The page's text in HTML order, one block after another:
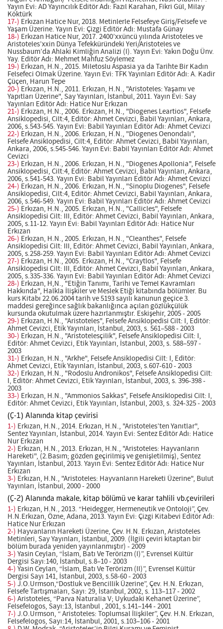
Yayın Evi: AD Yayıncılık Editör Adı: Fazıl Karahan, Fikri Gül, Milay
Köktürk
17-) Erkızan Hatice Nur, 2018. Metinlerle Felsefeye Giriş/Felsefe ve
Yaşam Üzerine. Yayın Evi: Çizgi Editör Adı: Mustafa Günay
18-) Erkızan Hatice Nur, 2017. 2400’xxüncü yılında Aristoteles ve
Aristoteles’xxin Dünya Tefekküründeki Yeri/Aristoteles ve
Nussbaum’da Ahlaki Kimliğin Analizi (I). Yayın Evi: Yakın Doğu Ünv.
Yay. Editör Adı: Mehmet Mahfuz Söylemez
19-) Erkızan, H.N., 2015. Miletoslu Aspasia ya da Tarihte Bir Kadın
Felsefeci Olmak Üzerine. Yayın Evi: TFK Yayınları Editör Adı: A. Kadir
Çüçen, Harun Tepe
20-) Erkızan, H.N., 2011. Erkızan, H.N., "Aristoteles: Yaşamı ve
Yapıtları Üzerine", Say Yayınları, İstanbul, 2011. Yayın Evi: Say
Yayınları Editör Adı: Hatice Nur Erkızan
21-) Erkızan, H.N., 2006. Erkızan, H.N., "Diogenes Leartios", Felsefe
Ansiklopedisi, Cilt:4, Editör: Ahmet Cevizci, Babil Yayınları, Ankara,
2006, s.543-545. Yayın Evi: Babil Yayınları Editör Adı: Ahmet Cevizci
22-) Erkızan, H.N., 2006. Erkızan, H.N., "Diogenes Oenondalı",
Felsefe Ansiklopedisi, Cilt:4, Editör: Ahmet Cevizci, Babil Yayınları,
Ankara, 2006, s.545-546. Yayın Evi: Babil Yayınları Editör Adı: Ahmet
Cevizci
23-) Erkızan, H.N., 2006. Erkızan, H.N., "Diogenes Apollonia", Felsefe
Ansiklopedisi, Cilt:4, Editör: Ahmet Cevizci, Babil Yayınları, Ankara,
2006, s.541-543. Yayın Evi: Babil Yayınları Editör Adı: Ahmet Cevizci
24-) Erkızan, H.N., 2006. Erkızan, H.N., "Sinoplu Diogenes", Felsefe
Ansiklopedisi, Cilt:4, Editör: Ahmet Cevizci, Babil Yayınları, Ankara,
2006, s.546-549. Yayın Evi: Babil Yayınları Editör Adı: Ahmet Cevizci
25-) Erkızan, H.N., 2005. Erkızan, H.N., "Callicles", Felsefe
Ansiklopedisi Cilt: III, Editör: Ahmet Cevizci, Babil Yayınları, Ankara,
2005, s.11-12. Yayın Evi: Babil Yayınları Editör Adı: Hatice Nur
Erkızan
26-) Erkızan, H.N., 2005. Erkızan, H.N., "Cleanthes", Felsefe
Ansiklopedisi Cilt: III, Editör: Ahmet Cevizci, Babil Yayınları, Ankara,
2005, s.258-259. Yayın Evi: Babil Yayınları Editör Adı: Ahmet Cevizci
27-) Erkızan, H.N., 2005. Erkızan, H.N., "Craytlos", Felsefe
Ansiklopedisi Cilt: III, Editör: Ahmet Cevizci, Babil Yayınları, Ankara,
2005, s.335-336. Yayın Evi: Babil Yayınları Editör Adı: Ahmet Cevizci
28-) Erkızan, H,N., "Etiğin Tanımı, Tarihi ve Temel Kavramları
Hakkında", Halkla İlişkiler ve Meslek Etiği kitabında bölümler. Bu
kurs Kitabı 22.06.2004 tarih ve 5193 sayılı kanunun geçice 3.
maddesi gereğince sağlık bakanlığınca açılan gözlükçülük
kursunda okutulmak üzere hazırlanmıştır. Eskişehir, 2005 - 2005
29-) Erkızan, H.N., "Aristoteles", Felsefe Ansiklopedisi Cilt: I, Editör:
Ahmet Cevizci, Etik Yayınları, İstanbul, 2003, s. 561–588 - 2003
30-) Erkızan, H.N., "Aristotelesçilik", Felsefe Ansiklopedisi Cilt: I,
Editör: Ahmet Cevizci, Etik Yayınları, İstanbul, 2003, s. 588–597 -
2003
31-) Erkızan, H.N., "Arkhe", Felsefe Ansiklopedisi Cilt: I, Editör:
Ahmet Cevizci, Etik Yayınları, İstanbul, 2003, s.607-610 - 2003
32-) Erkızan, H.N., "Rodoslu Andronikos", Felsefe Ansiklopedisi Cilt:
I, Editör: Ahmet Cevizci, Etik Yayınları, İstanbul, 2003, s. 396-398 -
2003
33-) Erkızan, H.N., "Ammonios Sakkas", Felsefe Ansiklopedisi Cilt: I,
Editör: Ahmet Cevizci, Etik Yayınları, İstanbul, 2003, s. 324-325 - 2003
(Ç-1) Alanında kitap çevirisi
1-) Erkızan, H.N., 2014. Erkızan, H.N., "Aristoteles’ten Yanıtlar",
Sentez Yayınları, İstanbul, 2014. Yayın Evi: Sentez Editör Adı: Hatice
Nur Erkızan
2-) Erkızan, H.N., 2013. Erkızan, H.N., "Aristoteles: Hayvanların
Hareketi", (2.Basım; gözden geçirilmiş ve genişletilmiş), Sentez
Yayınları, İstanbul, 2013. Yayın Evi: Sentez Editör Adı: Hatice Nur
Erkızan
3-) Erkızan, H.N., "Aristoteles: Hayvanların Hareketi Üzerine", Bulut
Yayınları, İstanbul, 2000 - 2000
(Ç-2) Alanında makale, kitap bölümü ve karar tahlili vb.çevirileri
1-) Erkızan, H.N., 2013. “Heidegger, Hermeneutik ve Ontoloji”, Çev.
H.N.Erkızan, Özne, Adana, 2013. Yayın Evi: Çizgi Kitabevi Editör Adı:
Hatice Nur Erkızan
2-) Hayvanların Hareketi Üzerine, Çev. H.N. Erkızan, Aristoteles
Metinleri, Say Yayınları, İstanbul, 2009. (İlgili çeviri kitaptan bir
bölüm burada yeniden yayınlanmıştır) - 2009
3-) Yasin Ceylan, “İslam, Batı Ve Terörizm (I)”, Evrensel Kültür
Dergisi Sayı:140, İstanbul, s.8–10 - 2003
4-) Yasin Ceylan, “İslam, Batı Ve Terörizm (II)”, Evrensel Kültür
Dergisi Sayı 141, İstanbul, 2003, s.58-60 - 2003
5-) J.O.Urmson,“Dostluk ve Bencillik Üzerine”, Çev. H.N. Erkızan,
Felsefe Tartışmaları, Sayı: 29, İstanbul, 2002, s. 113–117 - 2002
6-) Aristoteles, “Parva Naturalia V; Uykudaki Kehanet Üzerine”,
Felsefelogos, Sayı:13, İstanbul , 2001, s.141–144 - 2001
7-) J.O.Urmson, “ Aristoteles: Toplumsal İlişkiler”, Çev. H.N. Erkızan,
Felsefelogos, Sayı:14, İstanbul, 2001, s.103–106 - 2001